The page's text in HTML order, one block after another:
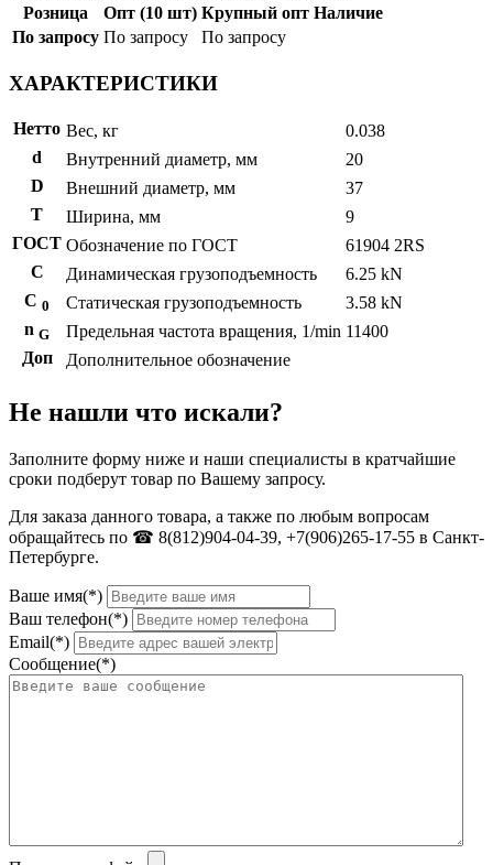
Розница Опт (10 шт) Крупный опт Наличие
По запросу По запросу По запросу
ХАРАКТЕРИСТИКИ
Нетто Вес, кг
0.038
d
Внутренний диаметр, мм
20
D
Внешний диаметр, мм
37
T
Ширина, мм
9
ГОСТ Обозначение по ГОСТ
61904 2RS
C
Динамическая грузоподъемность
6.25 kN
С 0 Статическая грузоподъемность
3.58 kN
n G Предельная частота вращения, 1/min 11400
Доп
Дополнительное обозначение
Не нашли что искали?
Заполните форму ниже и наши специалисты в кратчайшие
сроки подберут товар по Вашему запросу.
Для заказа данного товара, а также по любым вопросам
обращайтесь по ☎ 8(812)904-04-39, +7(906)265-17-55 в Санкт-
Петербурге.
Ваше имя(*)
Ваш телефон(*)
Email(*)
Сообщение(*)